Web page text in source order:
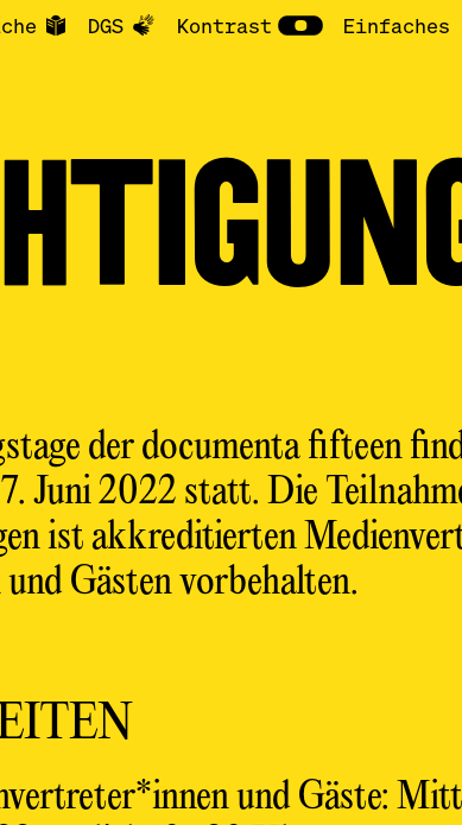
DGS Kontrast Einfaches
der documenta fifteen
Juni 2022 statt. Die
ist akkreditierten
Gästen vorbehalten.
und Gäste: